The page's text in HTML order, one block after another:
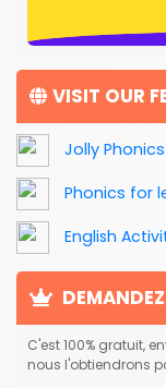
VISIT OUR
Jolly
Phonics for
English
C'est 100% gratuit,
nous l'obtiendrons